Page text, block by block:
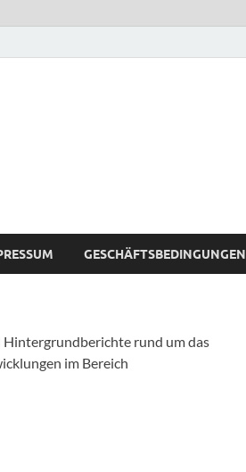
GESCHÄFTSBEDINGUNGEN
Hintergrundberichte rund um das
im Bereich